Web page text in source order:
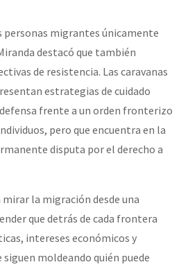
personas migrantes únicamente
destacó que también
de resistencia. Las caravanas
estrategias de cuidado
frente a un orden fronterizo
pero que encuentra en la
disputa por el derecho a
la migración desde una
que detrás de cada frontera
intereses económicos y
siguen moldeando quién puede